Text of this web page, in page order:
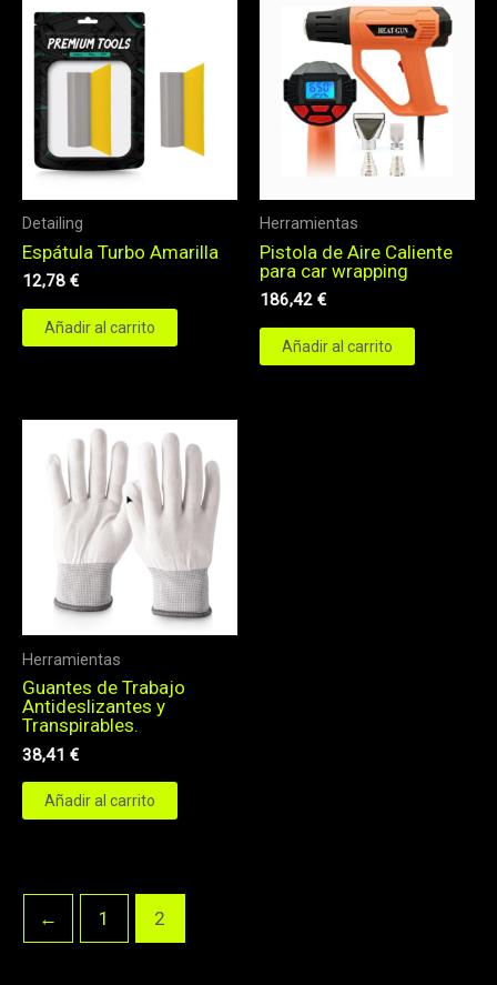
Detailing
Espátula Turbo Amarilla
12,78 €
Añadir al carrito
Herramientas
Pistola de Aire Caliente
para car wrapping
186,42 €
Añadir al carrito
Herramientas
Guantes de Trabajo
Antideslizantes y
Transpirables.
38,41 €
Añadir al carrito
← 1 2